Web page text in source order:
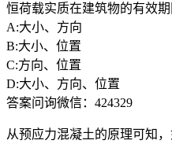
恒荷载实质在建筑物的有效
A:大小、方向
B:大小、位置
C:方向、位置
D:大小、方向、位置
答案问询微信：424329
从预应力混凝土的原理可知